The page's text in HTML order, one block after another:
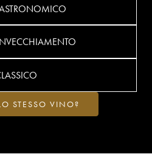
STESSO VINO?